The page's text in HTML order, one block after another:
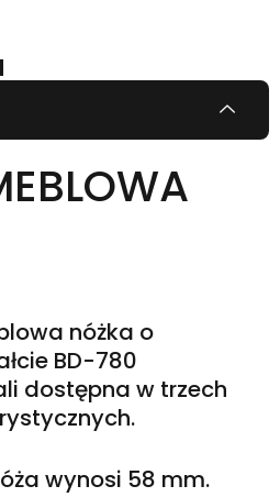
nóżka o
BD-780
dostępna w trzech
wynosi 58 mm.